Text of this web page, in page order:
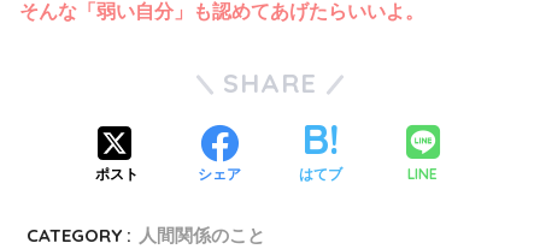
そんな「弱い自分」も認めてあげたらいいよ。
SHARE
ポスト シェア はてブ LINE
CATEGORY : 人間関係のこと